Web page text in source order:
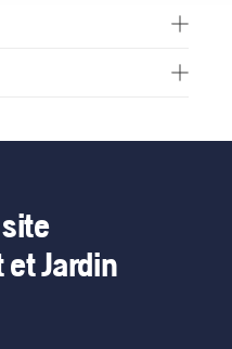
Jardin